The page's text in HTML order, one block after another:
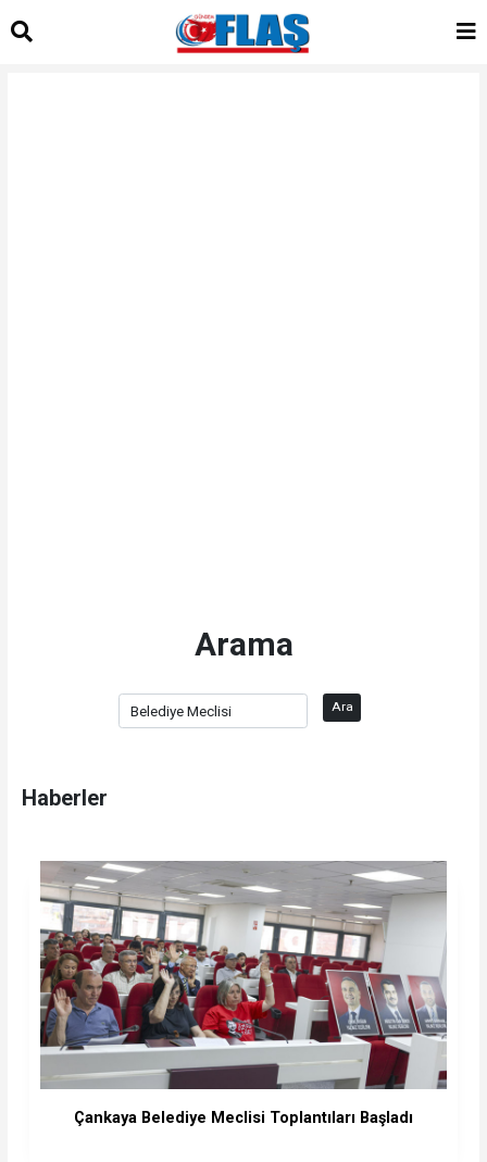
Arama
Ara
Haberler
Çankaya Belediye Meclisi Toplantıları Başladı